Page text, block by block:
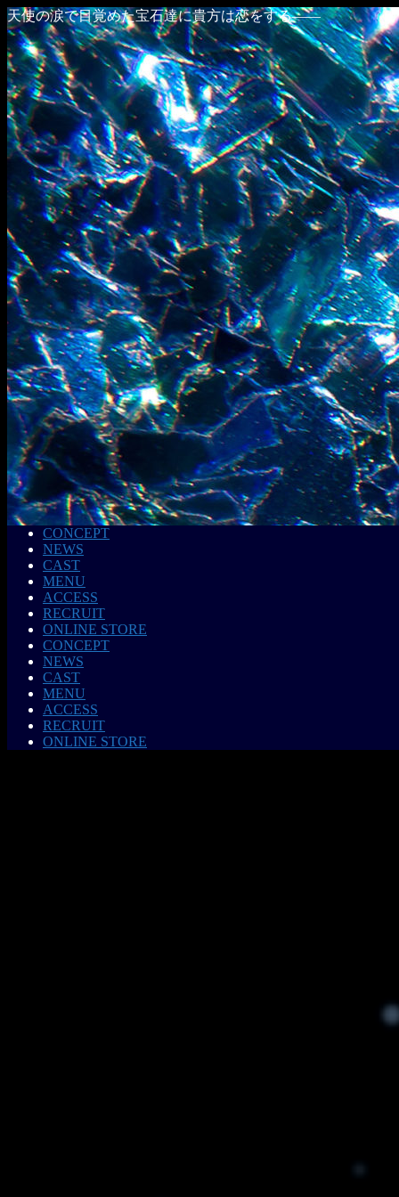
天使の涙で目覚めた宝石達に貴方は恋をする――
CONCEPT
NEWS
CAST
MENU
ACCESS
RECRUIT
ONLINE STORE
CONCEPT
NEWS
CAST
MENU
ACCESS
RECRUIT
ONLINE STORE